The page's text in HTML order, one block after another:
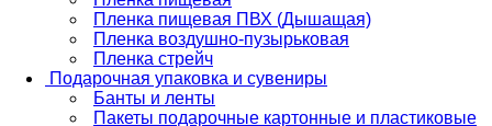
Пленка пищевая ПВХ (Дышащая)
Пленка воздушно-пузырьковая
Пленка стрейч
Подарочная упаковка и сувениры
Банты и ленты
Пакеты подарочные картонные и пластиковые